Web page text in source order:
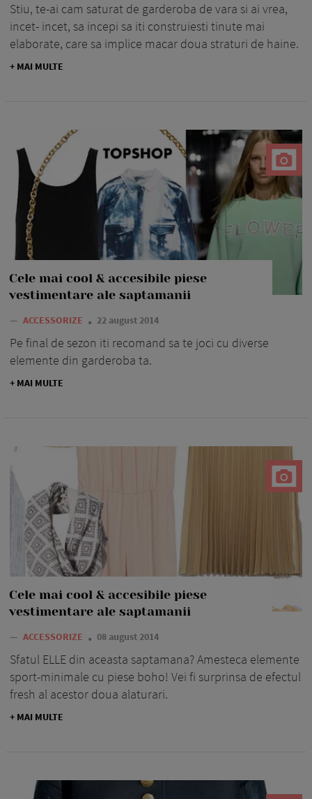
Stiu, te-ai cam saturat de garderoba de vara si ai vrea,
incet- incet, sa incepi sa iti construiesti tinute mai
elaborate, care sa implice macar doua straturi de haine.
+ MAI MULTE
Cele mai cool & accesibile piese
vestimentare ale saptamanii
— ACCESSORIZE 22 august 2014
Pe final de sezon iti recomand sa te joci cu diverse
elemente din garderoba ta.
+ MAI MULTE
Cele mai cool & accesibile piese
vestimentare ale saptamanii
— ACCESSORIZE 08 august 2014
Sfatul ELLE din aceasta saptamana? Amesteca elemente
sport-minimale cu piese boho! Vei fi surprinsa de efectul
fresh al acestor doua alaturari.
+ MAI MULTE